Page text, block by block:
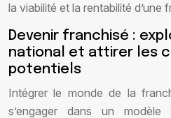
la viabilité et la rentabilité d’une
Devenir franchisé :
national et attirer les
potentiels
Intégrer le monde de la
s’engager dans un modèle